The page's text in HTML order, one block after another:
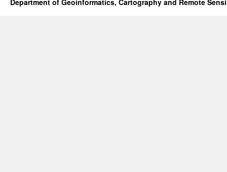
Department of Geoinformatics, Cartography and Remote